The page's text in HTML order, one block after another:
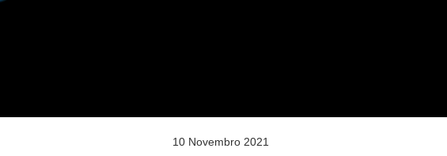
10 Novembro 2021